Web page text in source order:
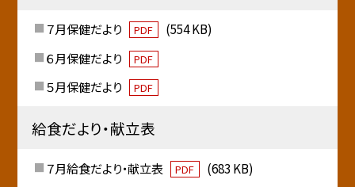
７月保健だより PDF
(554 KB)
６月保健だより
PDF
５月保健だより PDF
給食だより・献立表
７月給食だより・献立表 PDF
(683 KB)